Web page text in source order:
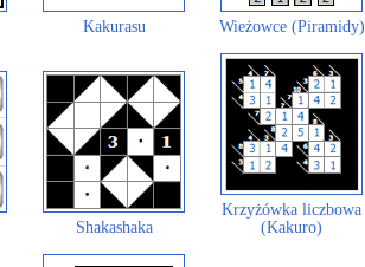
Kakurasu Wieżowce (Piramidy)
Shakashaka
Krzyżówka liczbowa
(Kakuro)